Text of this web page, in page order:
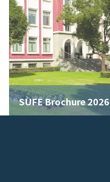
SUFE Brochure 2026